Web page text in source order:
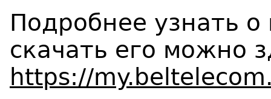
Подробнее узнать
скачать его можно
https://